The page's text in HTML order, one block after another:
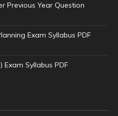
Previous Year Question
Exam Syllabus PDF
Exam Syllabus PDF